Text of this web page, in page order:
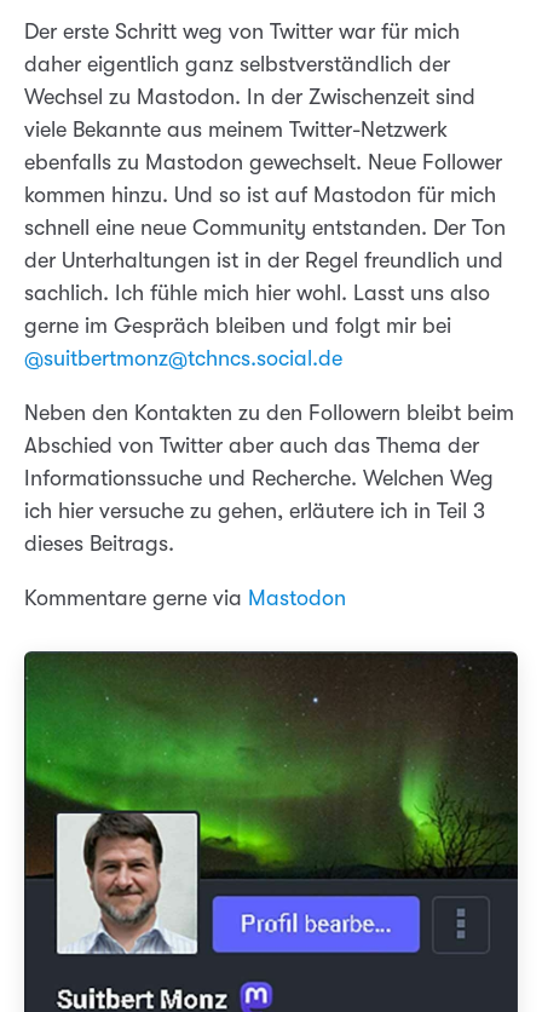
Der erste Schritt weg von Twitter war für mich
daher eigentlich ganz selbstverständlich der
Wechsel zu Mastodon. In der Zwischenzeit sind
viele Bekannte aus meinem Twitter-Netzwerk
ebenfalls zu Mastodon gewechselt. Neue Follower
kommen hinzu. Und so ist auf Mastodon für mich
schnell eine neue Community entstanden. Der Ton
der Unterhaltungen ist in der Regel freundlich und
sachlich. Ich fühle mich hier wohl. Lasst uns also
gerne im Gespräch bleiben und folgt mir bei
@suitbertmonz@tchncs.social.de
Neben den Kontakten zu den Followern bleibt beim
Abschied von Twitter aber auch das Thema der
Informationssuche und Recherche. Welchen Weg
ich hier versuche zu gehen, erläutere ich in Teil 3
dieses Beitrags.
Kommentare gerne via Mastodon